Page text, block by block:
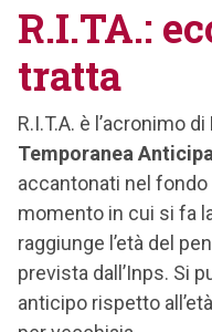
R.I.TA.:
tratta
R.I.T.A. è l’acronimo di
Temporanea
accantonati nel
momento in cui si fa
raggiunge l’età del
prevista dall’Inps. Si
anticipo rispetto